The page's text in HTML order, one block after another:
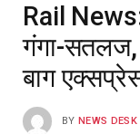
Rail News:
गंगा-सतलज,
बाग
BY NEWS DESK